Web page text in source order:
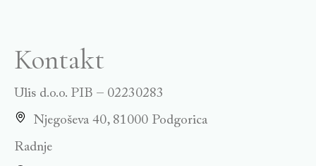
Kontakt
Ulis d.o.o. PIB – 02230283
Njegoševa 40, 81000 Podgorica
Radnje